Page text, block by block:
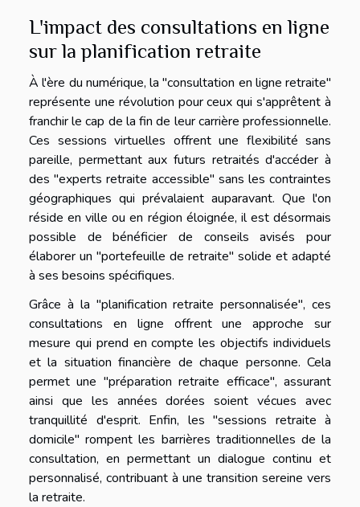
L'impact des consultations en ligne
sur la planification retraite
À l'ère du numérique, la "consultation en ligne retraite"
représente une révolution pour ceux qui s'apprêtent à
franchir le cap de la fin de leur carrière professionnelle.
Ces sessions virtuelles offrent une flexibilité sans
pareille, permettant aux futurs retraités d'accéder à
des "experts retraite accessible" sans les contraintes
géographiques qui prévalaient auparavant. Que l'on
réside en ville ou en région éloignée, il est désormais
possible de bénéficier de conseils avisés pour
élaborer un "portefeuille de retraite" solide et adapté
à ses besoins spécifiques.
Grâce à la "planification retraite personnalisée", ces
consultations en ligne offrent une approche sur
mesure qui prend en compte les objectifs individuels
et la situation financière de chaque personne. Cela
permet une "préparation retraite efficace", assurant
ainsi que les années dorées soient vécues avec
tranquillité d'esprit. Enfin, les "sessions retraite à
domicile" rompent les barrières traditionnelles de la
consultation, en permettant un dialogue continu et
personnalisé, contribuant à une transition sereine vers
la retraite.